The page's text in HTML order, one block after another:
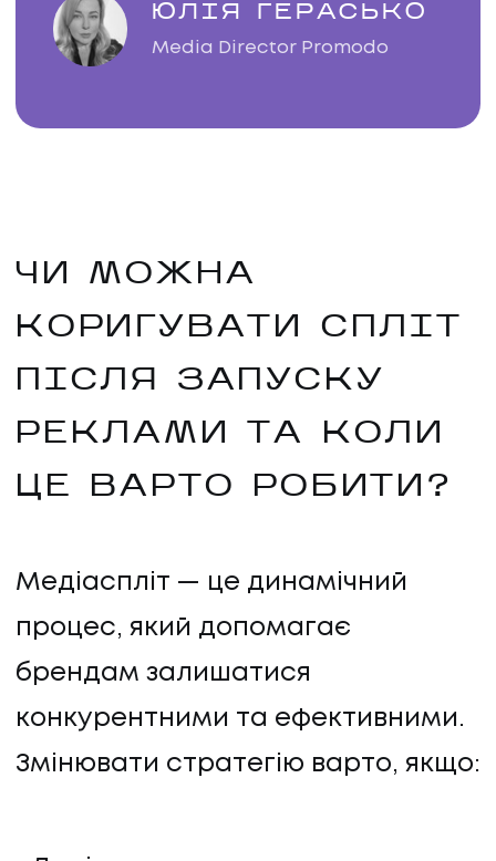
ЮЛІЯ ГЕРАСЬКО
Media Director Promodo
ЧИ МОЖНА
КОРИГУВАТИ СПЛІТ
ПІСЛЯ ЗАПУСКУ
РЕКЛАМИ ТА КОЛИ
ЦЕ ВАРТО РОБИТИ?
Медіаспліт — це динамічний
процес, який допомагає
брендам залишатися
конкурентними та ефективними.
Змінювати стратегію варто, якщо: